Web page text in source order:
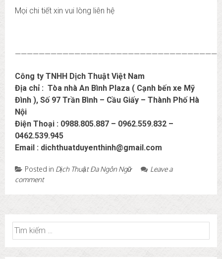
Mọi chi tiết xin vui lòng liên hệ
——————————————————————————————————
Công ty TNHH Dịch Thuật Việt Nam
Địa chỉ : Tòa nhà An Bình Plaza ( Cạnh bến xe Mỹ
Đình ), Số 97 Trần Bình – Cầu Giấy – Thành Phố Hà
Nội
Điện Thoại : 0988.805.887 – 0962.559.832 –
0462.539.945
Email : dichthuatduyenthinh@gmail.com
Posted in Dịch Thuật Đa Ngôn Ngữ
Leave a
comment
Tìm
kiếm